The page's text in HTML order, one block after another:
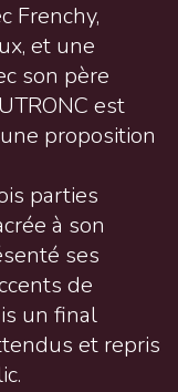
Frenchy,
et une
son père
est
proposition
parties
à son
ses
de
un final
et repris